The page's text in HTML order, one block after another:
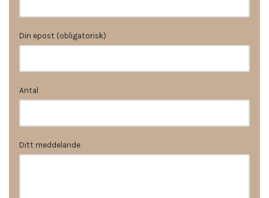
Din epost (obligatorisk)
Antal
Ditt meddelande